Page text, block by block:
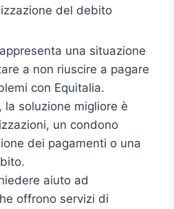
del debito
una situazione
a non riuscire a pagare
con Equitalia.
la soluzione migliore è
un condono
dei pagamenti o una
aiuto ad
offrono servizi di